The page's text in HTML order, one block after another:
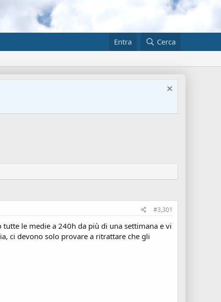
Entra Cerca
#3,301
le medie a 240h da più di una settimana e vi
ci devono solo provare a ritrattare che gli